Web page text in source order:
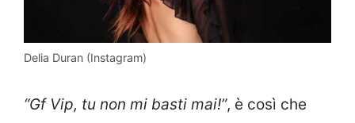
Delia Duran (Instagram)
“Gf Vip, tu non mi basti mai!”, è così che